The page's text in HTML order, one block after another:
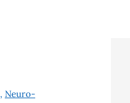
, Neuro-